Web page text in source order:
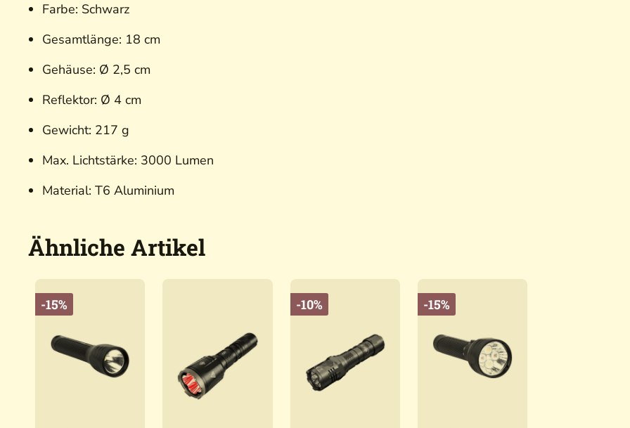
Farbe: Schwarz
Gesamtlänge: 18 cm
Gehäuse: Ø 2,5 cm
Reflektor: Ø 4 cm
Gewicht: 217 g
Max. Lichtstärke: 3000 Lumen
Material: T6 Aluminium
Ähnliche Artikel
-15% -10% -15%